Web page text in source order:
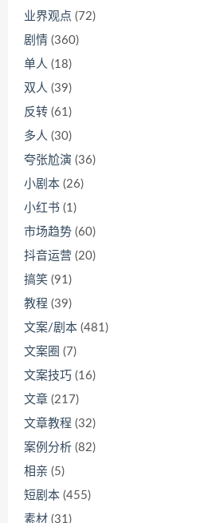
业界观点 (72)
剧情 (360)
单人 (18)
双人 (39)
反转 (61)
多人 (30)
夸张尬演 (36)
小剧本 (26)
小红书 (1)
市场趋势 (60)
抖音运营 (20)
搞笑 (91)
教程 (39)
文案/剧本 (481)
文案圈 (7)
文案技巧 (16)
文章 (217)
文章教程 (32)
案例分析 (82)
相亲 (5)
短剧本 (455)
素材 (31)